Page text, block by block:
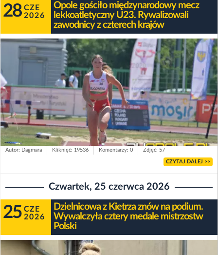
28 CZE
2026
Opole gościło międzynarodowy mecz
lekkoatletyczny U23. Rywalizowali
zawodnicy z czterech krajów
Autor: Dagmara Kliknięć: 19536 Komentarzy: 0 Zdjęć: 57
CZYTAJ DALEJ >>
Czwartek, 25 czerwca 2026
25 CZE
2026
Dzielnicowa z Kietrza znów na podium.
Wywalczyła cztery medale mistrzostw
Polski